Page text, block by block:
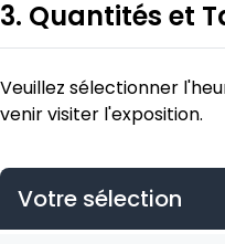
3. Quantités et
Veuillez sélectionner
venir visiter l'exposition.
Votre sélection